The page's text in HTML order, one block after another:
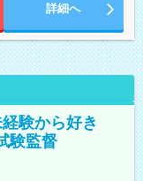
詳細へ
験から好き
験監督